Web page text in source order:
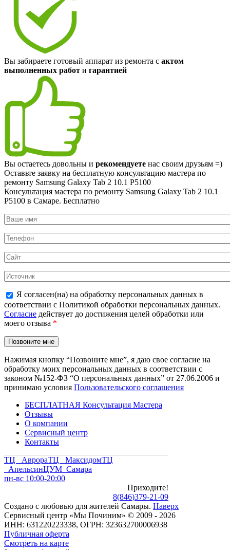
Вы забираете готовый аппарат из ремонта с актом
выполненных работ и гарантией
Вы остаетесь довольны и рекомендуете нас своим друзьям =)
Оставьте заявку на бесплатную консультацию мастера по
ремонту Samsung Galaxy Tab 2 10.1 P5100
Консультация мастера по ремонту Samsung Galaxy Tab 2 10.1
P5100 в Самаре. Бесплатно
Я согласен(на) на обработку персональных данных в
соответствии с Политикой обработки персональных данных.
Согласие действует до достижения целей обработки или
моего отзыва *
Нажимая кнопку “Позвоните мне”, я даю свое согласие на
обработку моих персональных данных в соответствии с
законом №152-ФЗ “О персональных данных” от 27.06.2006 и
принимаю условия Пользовательского соглашения
БЕСПЛАТНАЯ Консультация Мастера
Отзывы
О компании
Сервисный центр
Контакты
ТЦ АврораТЦ МаксидомТЦ
АпельсинЦУМ Самара
пн-вс 10:00-20:00
Приходите!
8(846)379-21-09
Создано с любовью для жителей Самары. Наверх
Сервисный центр «Мы Починим» © 2009 - 2026
ИНН: 631220223338, ОГРН: 323632700006938
Публичная оферта
Смотреть на карте